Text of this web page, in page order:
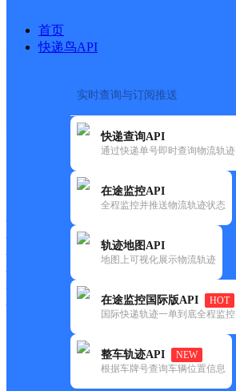
首页
快递鸟API
实时查询与订阅推送
快递查询API
通过快递单号即时查询物流轨迹
在途监控API
全程监控并推送物流轨迹状态
轨迹地图API
地图上可视化展示物流轨迹
在途监控国际版API
HOT
国际快递轨迹一单到底全程监控
整车轨迹API
NEW
根据车牌号查询车辆位置信息
快递大全 > 快递网点
快递大全 快运大全
网点筛选